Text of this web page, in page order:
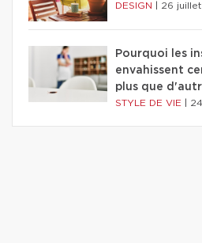
DESIGN 26
Pourquoi les
envahissent
plus que
STYLE DE VIE